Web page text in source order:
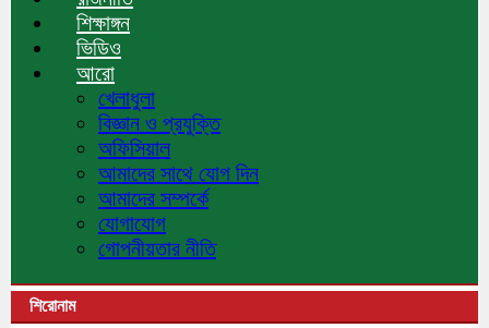
শিক্ষাঙ্গন
ভিডিও
আরো
খেলাধুলা
বিজ্ঞান ও প্রযুক্তি
অফিসিয়াল
আমাদের সাথে যোগ দিন
আমাদের সম্পর্কে
যোগাযোগ
গোপনীয়তার নীতি
শিরোনাম